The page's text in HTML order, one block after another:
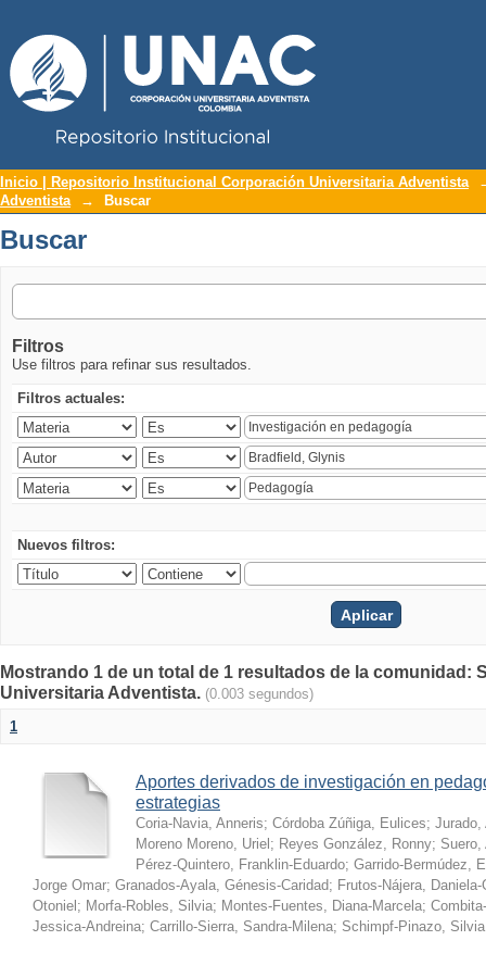
Buscar
Inicio | Repositorio Institucional Corporación Universitaria Adventista
Adventista
→ Buscar
Buscar
Filtros
Use filtros para refinar sus resultados.
Filtros actuales:
Nuevos filtros:
Mostrando 1 de un total de 1 resultados de la comunidad:
Universitaria Adventista. (0.003 segundos)
1
Aportes derivados de investigación en
estrategias
Coria-Navia, Anneris; Córdoba Zúñiga, Eulices; Jurado,
Moreno Moreno, Uriel ; Reyes González, Ronny; Suero,
Pérez-Quintero, Franklin-Eduardo; Garrido-Bermúdez,
Jorge Omar; Granados-Ayala, Génesis-Caridad; Frutos-Nájera, Daniela-
Otoniel ; Morfa-Robles, Silvia; Montes-Fuentes, Diana-Marcela;
Jessica-Andreina; Carrillo-Sierra, Sandra-Milena; Schimpf-Pinazo,